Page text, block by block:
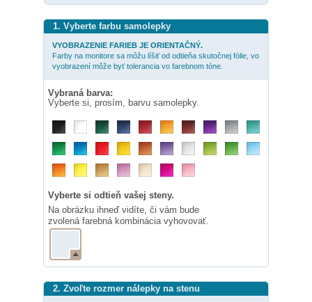
1. Vyberte farbu samolepky
VYOBRAZENIE FARIEB JE ORIENTAČNÝ.
Farby na monitore sa môžu líšiť od odtieňa skutočnej fólie, vo
vyobrazení môže byť tolerancia vo farebnom tóne.
Vybraná barva:
Vyberte si, prosím, barvu samolepky.
Vyberte si odtieň vašej steny.
Na obrázku ihneď vidíte, či vám bude
zvolená farebná kombinácia vyhovovať.
2. Zvoľte rozmer nálepky na stenu